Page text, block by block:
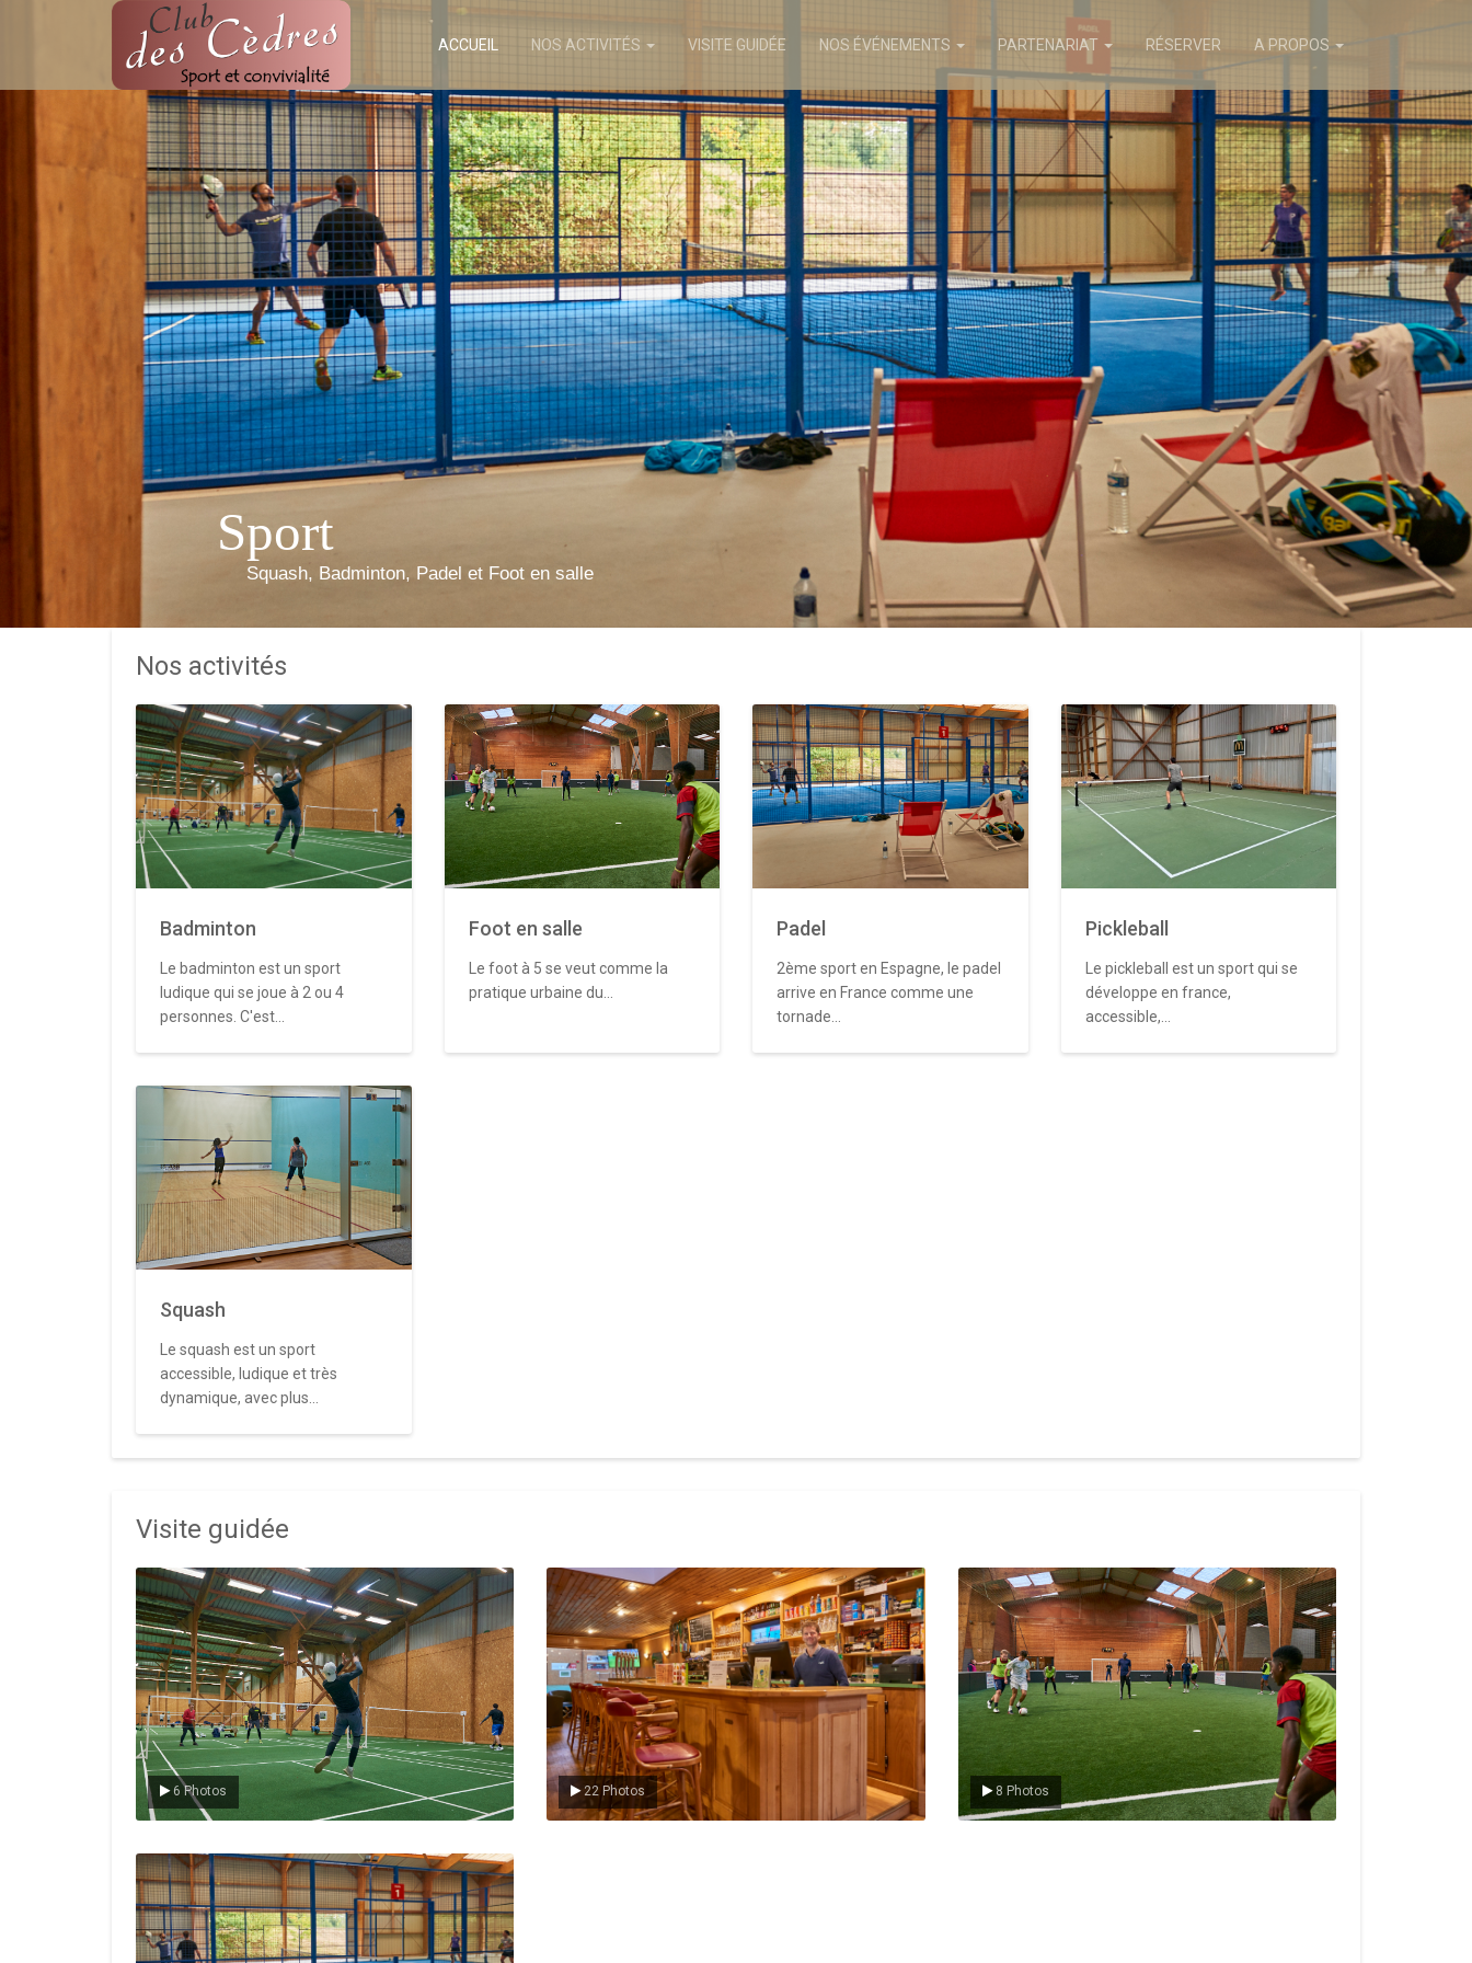
ACCUEIL NOS ACTIVITÉS VISITE GUIDÉE NOS ÉVÉNEMENTS PARTENARIAT RÉSERVER A PROPOS
Sport
Squash, Badminton, Padel et Foot en salle
Nos activités
Badminton
Le badminton est un sport
ludique qui se joue à 2 ou 4
personnes. C'est...
Foot en salle
Le foot à 5 se veut comme la
pratique urbaine du...
Padel
2ème sport en Espagne, le padel
arrive en France comme une
tornade...
Pickleball
Le pickleball est un sport qui se
développe en france,
accessible,...
Squash
Le squash est un sport
accessible, ludique et très
dynamique, avec plus...
Visite guidée
6 Photos
Le badminton
22 Photos
Le Club
8 Photos
Le foot en salle
Le padel